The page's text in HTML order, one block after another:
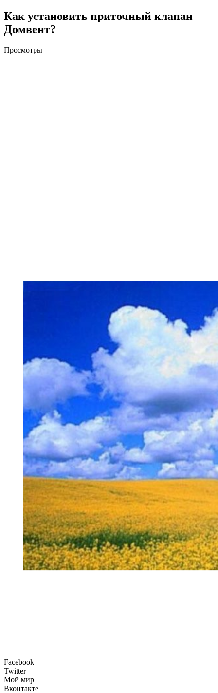
Как установить приточный клапан
Домвент?
Просмотры
Facebook
Twitter
Мой мир
Вконтакте